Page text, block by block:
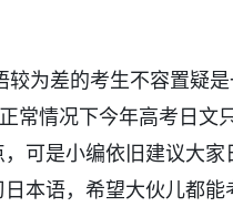
为差的考生不容置疑
常情况下今年高考日文
可是小编依旧建议大家
本语，希望大伙儿都能